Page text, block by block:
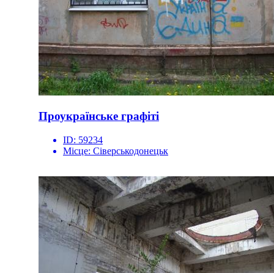
Проукраїнське графіті
ID: 59234
Місце: Сіверськодонецьк